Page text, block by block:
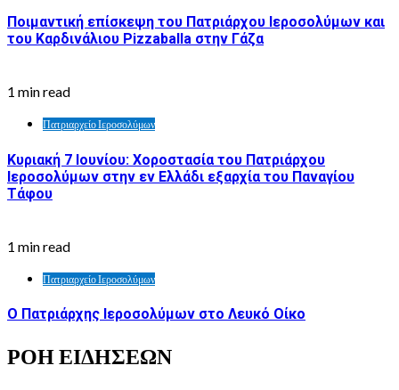
Ποιμαντική επίσκεψη του Πατριάρχου Ιεροσολύμων και
του Καρδινάλιου Pizzaballa στην Γάζα
1 min read
Πατριαρχείο Ιεροσολύμων
Κυριακή 7 Ιουνίου: Χοροστασία του Πατριάρχου
Ιεροσολύμων στην εν Ελλάδι εξαρχία του Παναγίου
Τάφου
1 min read
Πατριαρχείο Ιεροσολύμων
Ο Πατριάρχης Ιεροσολύμων στο Λευκό Οίκο
ΡΟΗ ΕΙΔΗΣΕΩΝ